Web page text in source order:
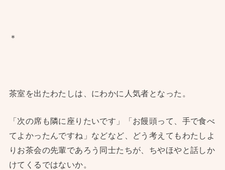
＊
茶室を出たわたしは、にわかに人気者となった。
「次の席も隣に座りたいです」「お饅頭って、手で食べ
てよかったんですね」などなど、どう考えてもわたしよ
りお茶会の先輩であろう同士たちが、ちやほやと話しか
けてくるではないか。